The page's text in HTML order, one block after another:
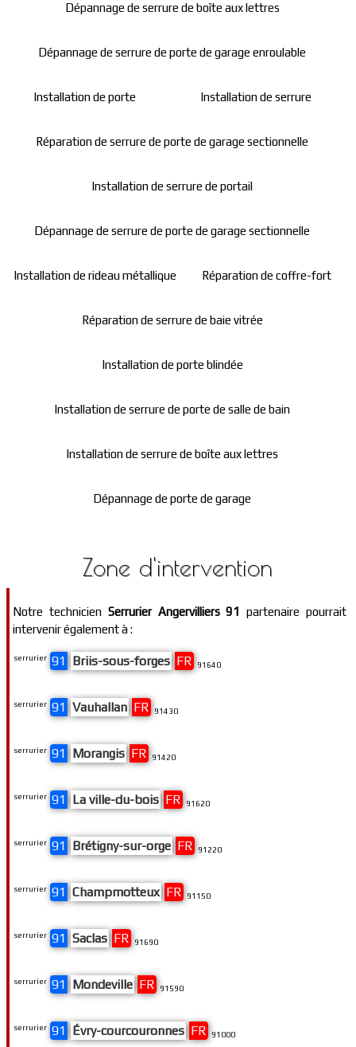
Dépannage de serrure de boîte aux lettres
Dépannage de serrure de porte de garage enroulable
Installation de porte Installation de serrure
Réparation de serrure de porte de garage sectionnelle
Installation de serrure de portail
Dépannage de serrure de porte de garage sectionnelle
Installation de rideau métallique Réparation de coffre-fort
Réparation de serrure de baie vitrée
Installation de porte blindée
Installation de serrure de porte de salle de bain
Installation de serrure de boîte aux lettres
Dépannage de porte de garage
Zone d'intervention
Notre technicien Serrurier Angervilliers 91 partenaire pourrait
intervenir également à :
serrurier 91 Évry-courcouronnes FR 91000
serrurier 91 Mondeville FR 91590
serrurier 91 Saclas FR 91690
serrurier 91 Champmotteux FR 91150
serrurier 91 Brétigny-sur-orge FR 91220
serrurier 91 La ville-du-bois FR 91620
serrurier 91 Morangis FR 91420
serrurier 91 Vauhallan FR 91430
serrurier 91 Briis-sous-forges FR 91640